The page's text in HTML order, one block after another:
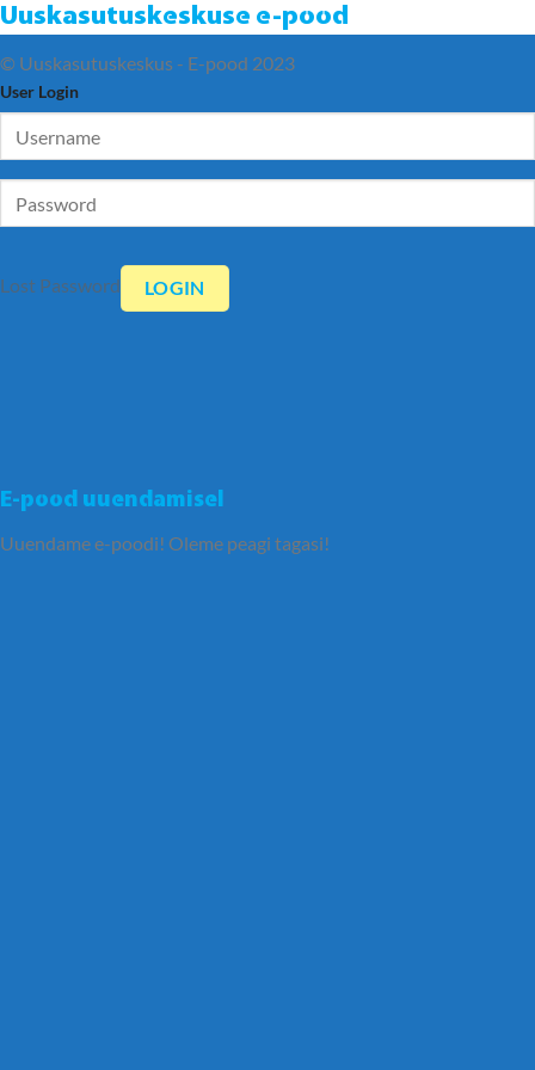
Uuskasutuskeskuse e-pood
E-pood uuendamisel
Uuendame e-poodi! Oleme peagi tagasi!
© Uuskasutuskeskus - E-pood 2023
User Login
Lost Password